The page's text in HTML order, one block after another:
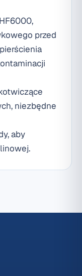
przed
niezbędne
aby